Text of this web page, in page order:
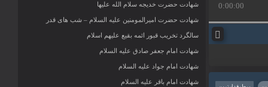
0:00:00 شهادت حضرت خدیجه سلام الله علیها
شهادت حضرت امیرالمومنین علیه السلام – شب های قدر
سالگرد تخریب قبور ائمه بقیع علیهم اسلام
شهادت امام جعفر صادق علیه السلام
شهادت امام جواد علیه السلام
شهادت امام باقر علیه السلام